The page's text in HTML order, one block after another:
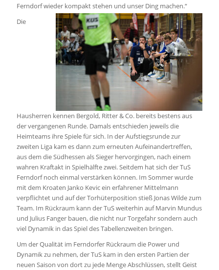
Ferndorf wieder kompakt stehen und unser Ding machen.“
Die
Hausherren kennen Bergold, Ritter & Co. bereits bestens aus
der vergangenen Runde. Damals entschieden jeweils die
Heimteams ihre Spiele für sich. In der Aufstiegsrunde zur
zweiten Liga kam es dann zum erneuten Aufeinandertreffen,
aus dem die Südhessen als Sieger hervorgingen, nach einem
wahren Kraftakt in Spielhälfte zwei. Seitdem hat sich der TuS
Ferndorf noch einmal verstärken können. Im Sommer wurde
mit dem Kroaten Janko Kevic ein erfahrener Mittelmann
verpflichtet und auf der Torhüterposition stieß Jonas Wilde zum
Team. Im Rückraum kann der TuS weiterhin auf Marvin Mundus
und Julius Fanger bauen, die nicht nur Torgefahr sondern auch
viel Dynamik in das Spiel des Tabellenzweiten bringen.
Um der Qualität im Ferndorfer Rückraum die Power und
Dynamik zu nehmen, der TuS kam in den ersten Partien der
neuen Saison von dort zu jede Menge Abschlüssen, stellt Geist